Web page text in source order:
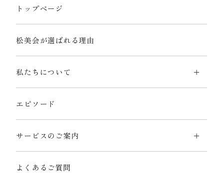
トップページ
松美会が選ばれる理由
私たちについて
エピソード
サービスのご案内
よくあるご質問